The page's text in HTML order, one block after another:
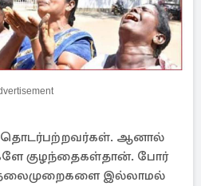
தொடர்பற்றவர்கள். ஆனால்
குழந்தைகள்தான். போர்
இல்லாமல்